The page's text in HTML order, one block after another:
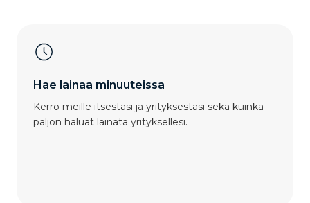
Hae lainaa minuuteissa
Kerro meille itsestäsi ja yrityksestäsi sekä kuinka
paljon haluat lainata yrityksellesi.